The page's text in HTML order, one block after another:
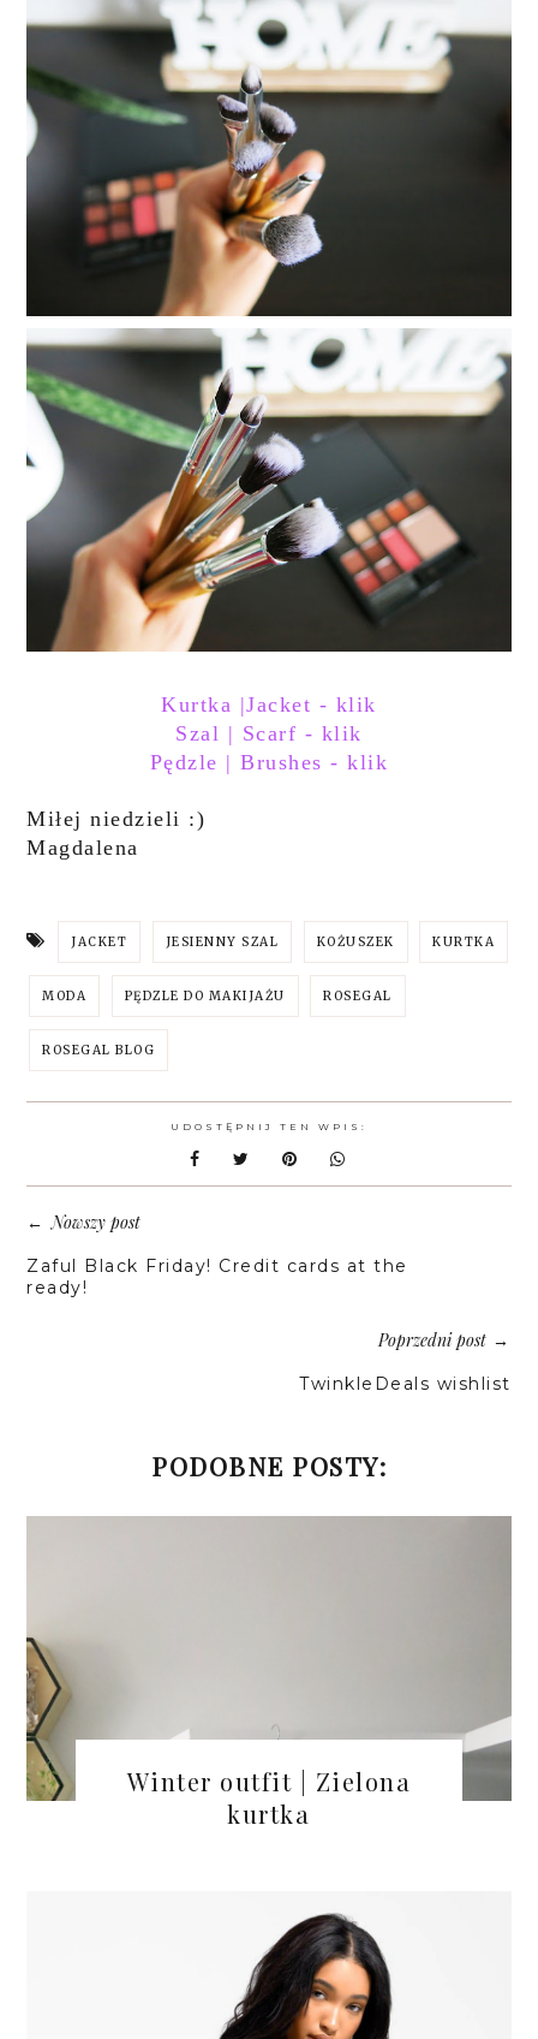
Kurtka |Jacket - klik
Szal | Scarf - klik
Pędzle | Brushes - klik
Miłej niedzieli :)
Magdalena
JACKET JESIENNY SZAL KOŻUSZEK KURTKA
MODA PĘDZLE DO MAKIJAŻU ROSEGAL
ROSEGAL BLOG
UDOSTĘPNIJ TEN WPIS:
←Nowszy post
Zaful Black Friday! Credit cards at the
ready!
Poprzedni post→
TwinkleDeals wishlist
PODOBNE POSTY:
Winter outfit | Zielona
kurtka